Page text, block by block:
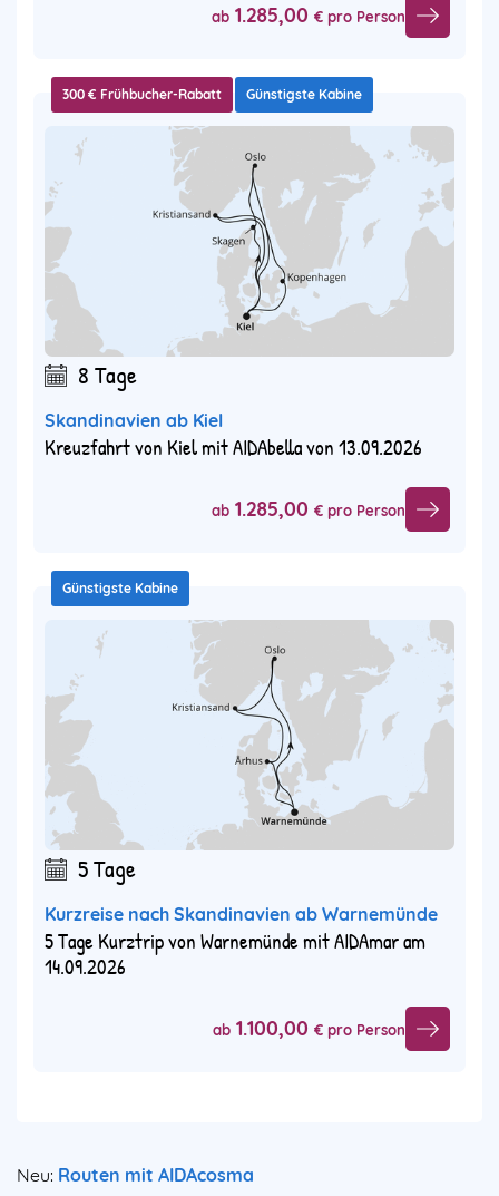
ab 1.285,00 € pro Person
300 € Frühbucher-Rabatt Günstigste Kabine
8 Tage
Skandinavien ab Kiel
Kreuzfahrt von Kiel mit AIDAbella von 13.09.2026
ab 1.285,00 € pro Person
Günstigste Kabine
5 Tage
Kurzreise nach Skandinavien ab Warnemünde
5 Tage Kurztrip von Warnemünde mit AIDAmar am
14.09.2026
ab 1.100,00 € pro Person
Neu: Routen mit AIDAcosma